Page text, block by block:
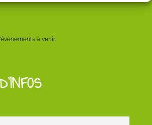
à venir.